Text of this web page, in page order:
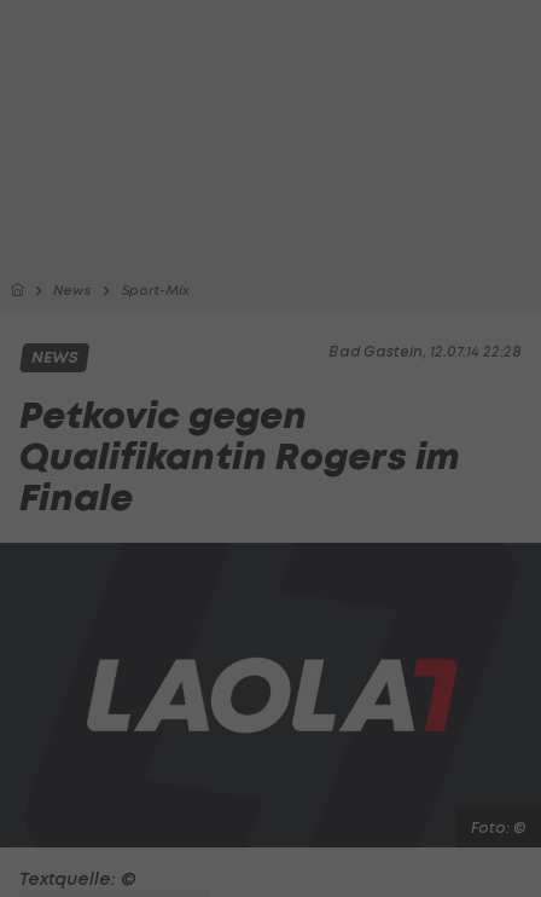
News Sport-Mix
Bad Gastein, 12.07.14 22:28
NEWS
Petkovic gegen
Qualifikantin Rogers im
Finale
Foto: ©
Textquelle: ©